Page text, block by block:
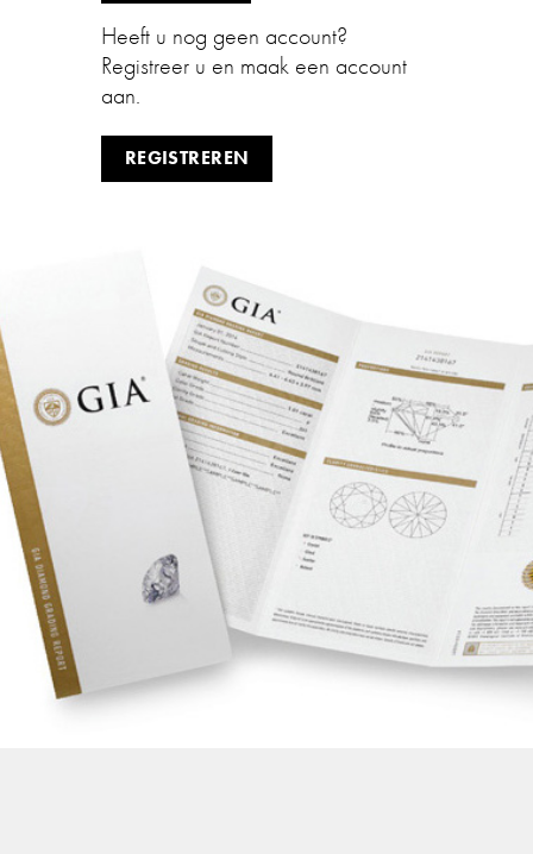
Heeft u nog geen account?
Registreer u en maak een account
aan.
REGISTREREN